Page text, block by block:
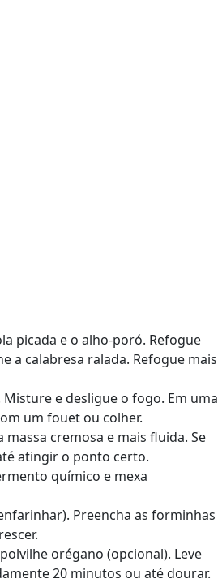
picada e o alho-poró. Refogue
a calabresa ralada. Refogue mais
e desligue o fogo. Em uma
um fouet ou colher.
cremosa e mais fluida. Se
atingir o ponto certo.
químico e mexa
Preencha as forminhas
orégano (opcional). Leve
20 minutos ou até dourar.